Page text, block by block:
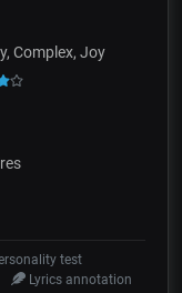
Complex, Joy
test
Lyrics annotation